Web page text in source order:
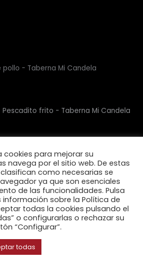
cookies para mejorar su
navega por el sitio web. De estas
como necesarias se
ya que son esenciales
de las funcionalidades. Pulsa
sobre la Política de
todas la cookies pulsando el
o configurarlas o rechazar su
“Configurar”.
todas